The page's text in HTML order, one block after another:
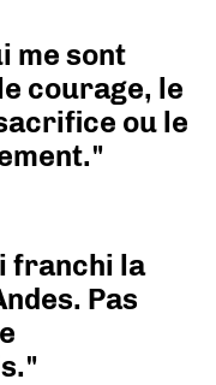
me sont
courage, le
ou le
franchi la
Pas